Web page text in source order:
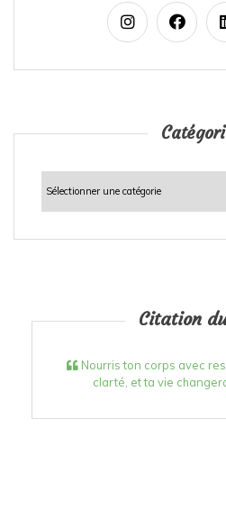
Catégories
Citation
Nourris ton corps avec
clarté, et ta vie